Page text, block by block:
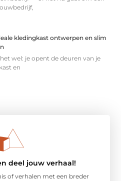
kledingkast ontwerpen en slim
wel: je opent de deuren van je
en
deel jouw verhaal!
of verhalen met een breder